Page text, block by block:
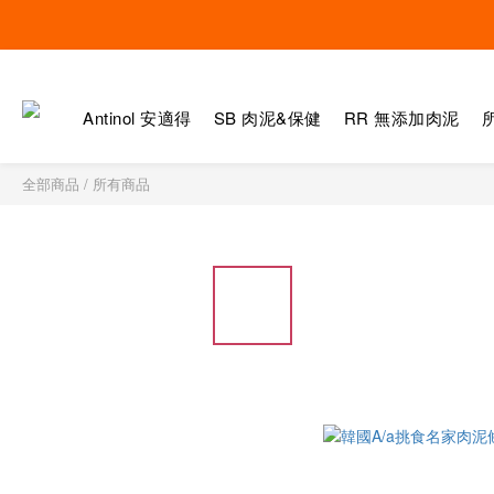
Antinol 安適得 SB 肉泥&保健 RR 無添加肉泥
全部商品 / 所有商品